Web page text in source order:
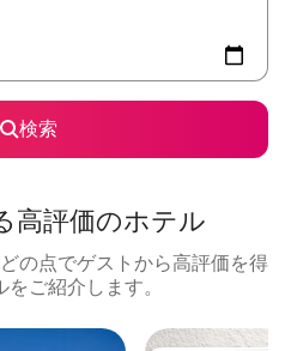
検索
高⁠評⁠価⁠のホ⁠テ⁠ル
の点でゲストから高評価を得
ご紹介します。